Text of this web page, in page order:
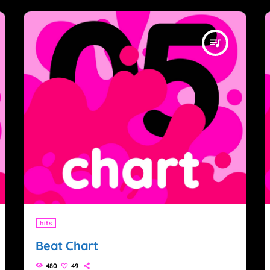
queue_music
hits
Beat Chart
480 49